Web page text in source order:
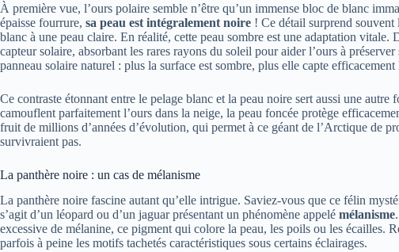
À première vue, l’ours polaire semble n’être qu’un immense bloc de blanc
épaisse fourrure, sa peau est intégralement noire ! Ce détail surprend
blanc à une peau claire. En réalité, cette peau sombre est une adaptation
capteur solaire, absorbant les rares rayons du soleil pour aider l’ours à
panneau solaire naturel : plus la surface est sombre, plus elle capte efficacement
Ce contraste étonnant entre le pelage blanc et la peau noire sert aussi une
camouflent parfaitement l’ours dans la neige, la peau foncée protège
fruit de millions d’années d’évolution, qui permet à ce géant de l’Arctique de
survivraient pas.
La panthère noire : un cas de mélanisme
La panthère noire fascine autant qu’elle intrigue. Saviez-vous que ce félin
s’agit d’un léopard ou d’un jaguar présentant un phénomène appelé mélanisme
excessive de mélanine, ce pigment qui colore la peau, les poils ou les écailles.
parfois à peine les motifs tachetés caractéristiques sous certains éclairages.